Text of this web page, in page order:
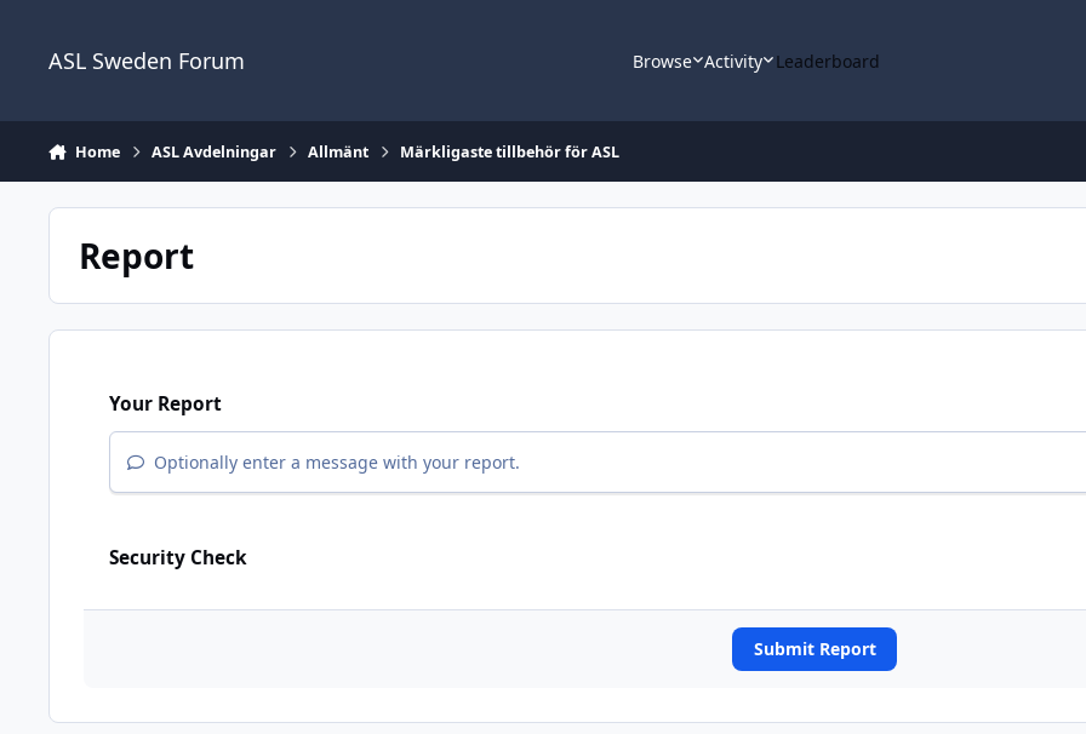
ASL Sweden Forum Browse Activity Leaderboard
Home ASL Avdelningar Allmänt Märkligaste tillbehör för ASL
Report
Your Report
Optionally enter a message with your report.
Security Check
Submit Report